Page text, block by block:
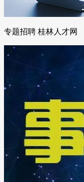
专题招聘 桂林人才网